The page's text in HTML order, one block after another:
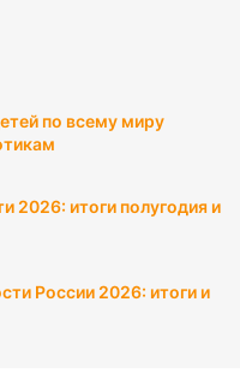
по всему миру
2026: итоги полугодия и
России 2026: итоги и